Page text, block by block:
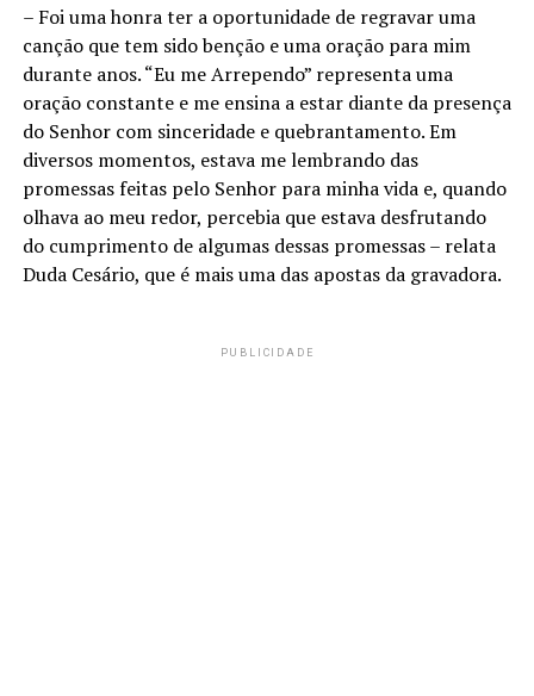
– Foi uma honra ter a oportunidade de regravar uma
canção que tem sido benção e uma oração para mim
durante anos. “Eu me Arrependo” representa uma
oração constante e me ensina a estar diante da presença
do Senhor com sinceridade e quebrantamento. Em
diversos momentos, estava me lembrando das
promessas feitas pelo Senhor para minha vida e, quando
olhava ao meu redor, percebia que estava desfrutando
do cumprimento de algumas dessas promessas – relata
Duda Cesário, que é mais uma das apostas da gravadora.
PUBLICIDADE